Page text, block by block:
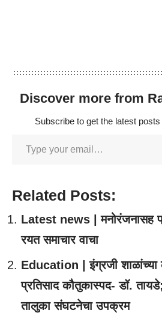
Discover more from
Subscribe to get the latest
Related Posts:
Latest news | मनोरंजनासह
रयत समाचार वाचा
Education | इंग्रजी शाळांच्या
प्रतिसाद कौतुकास्पद- डॉ.
तालुका संघटनेचा उपक्रम